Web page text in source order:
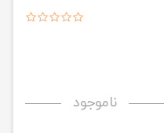
ناموجود